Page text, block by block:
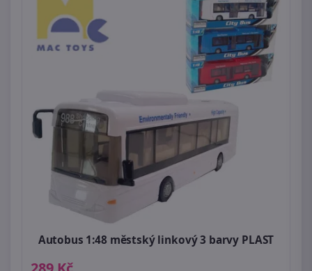
Autobus 1:48 městský linkový 3 barvy PLAST